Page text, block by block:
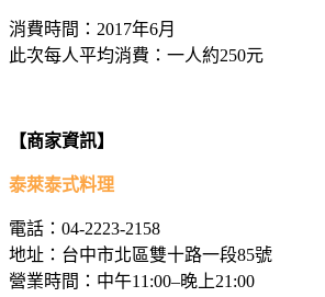
消費時間：2017年6月
此次每人平均消費：一人約250元
【商家資訊】
泰萊泰式料理
電話：04-2223-2158
地址：台中市北區雙十路一段85號
營業時間：中午11:00–晚上21:00